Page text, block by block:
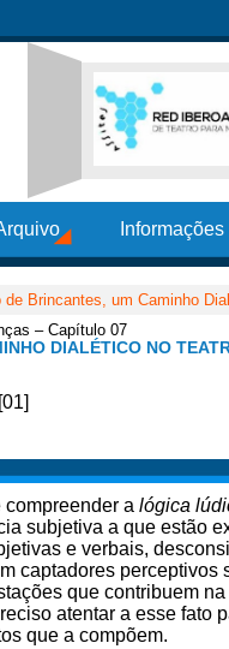
de Brincantes, um Caminho
– Capítulo 07
DIALÉTICO NO
[01]
a lógica
subjetiva a que estão
e verbais,
captadores
que contribuem
atentar a esse fato
que a compõem.